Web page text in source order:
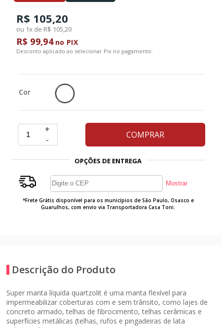
Ferramentas
Marcas
PROMOÇÃO
R$ 105,20
ou 1x de R$ 105,20
R$ 99,94no PIX
Desconto aplicado ao selecionar Pix no pagamento.
Cor
+
-
COMPRAR
OPÇÕES DE ENTREGA
*Frete Grátis disponível para os municípios de São Paulo, Osasco e
Guarulhos, com envio via Transportadora Casa Toni.
Descrição do Produto
Super manta líquida quartzolit é uma manta flexível para
impermeabilizar coberturas com e sem trânsito, como lajes de
concreto armado, telhas de fibrocimento, telhas cerâmicas e
superfícies metálicas (telhas, rufos e pingadeiras de lata